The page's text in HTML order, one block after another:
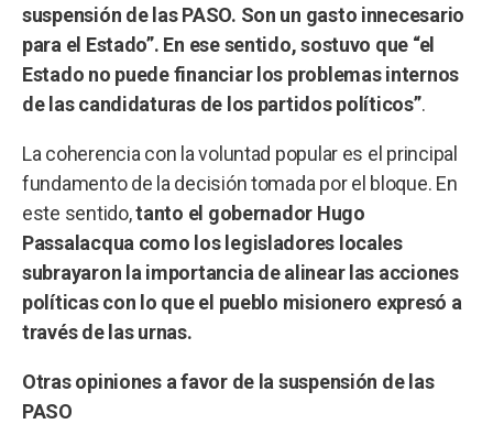
suspensión de las PASO. Son un gasto innecesario
para el Estado”. En ese sentido, sostuvo que “el
Estado no puede financiar los problemas internos
de las candidaturas de los partidos políticos”.
La coherencia con la voluntad popular es el principal
fundamento de la decisión tomada por el bloque. En
este sentido,tanto el gobernador Hugo
Passalacqua como los legisladores locales
subrayaron la importancia de alinear las acciones
políticas con lo que el pueblo misionero expresó a
través de las urnas.
Otras opiniones a favor de la suspensión de las
PASO